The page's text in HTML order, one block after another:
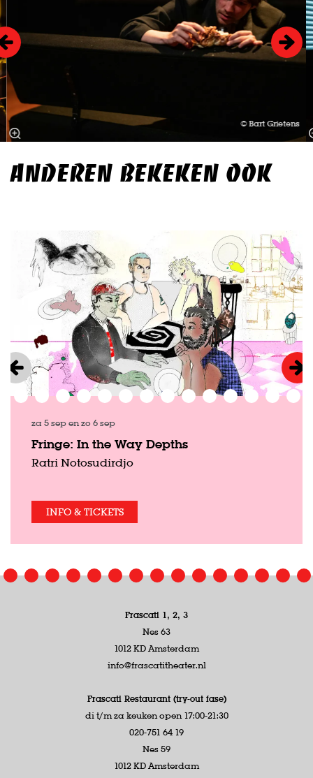
© Bart Grietens
ANDEREN BEKEKEN OOK
Fringe: In the Way Depths
Ratri Notosudirdjo
za 5 sepenzo 6 sep
INFO & TICKETS
Frascati 1, 2, 3
Nes 63
1012 KD Amsterdam
info@frascatitheater.nl
Frascati Restaurant (try-out fase)
di t/m za keuken open 17:00-21:30
020-751 64 19
Nes 59
1012 KD Amsterdam